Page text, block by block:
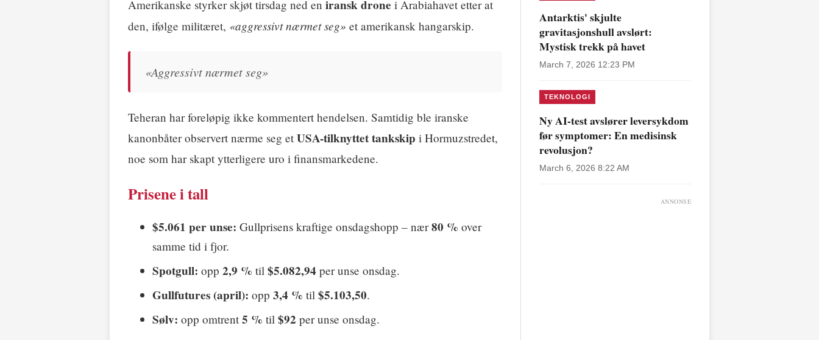
Amerikanske styrker skjøt tirsdag ned en iransk drone i Arabiahavet etter at
den, ifølge militæret, «aggressivt nærmet seg» et amerikansk hangarskip.
«Aggressivt nærmet seg»
Teheran har foreløpig ikke kommentert hendelsen. Samtidig ble iranske
kanonbåter observert nærme seg et USA-tilknyttet tankskip i Hormuzstredet,
noe som har skapt ytterligere uro i finansmarkedene.
Prisene i tall
$5.061 per unse: Gullprisens kraftige onsdagshopp – nær80 % over
samme tid i fjor.
Spotgull: opp 2,9 % til $5.082,94 per unse onsdag.
Gullfutures (april): opp 3,4 % til $5.103,50.
Sølv: opp omtrent 5 % til $92 per unse onsdag.
Antarktis' skjulte
gravitasjonshull avslørt:
Mystisk trekk på havet
March 7, 2026 12:23 PM
TEKNOLOGI
Ny AI-test avslører leversykdom
før symptomer: En medisinsk
revolusjon?
March 6, 2026 8:22 AM
ANNONSE